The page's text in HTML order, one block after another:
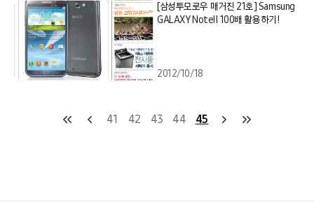
[삼성투모로우 매거진 21호] Samsung
GALAXY NoteⅡ 100배 활용하기!
2012/10/18
41 42 43 44 45